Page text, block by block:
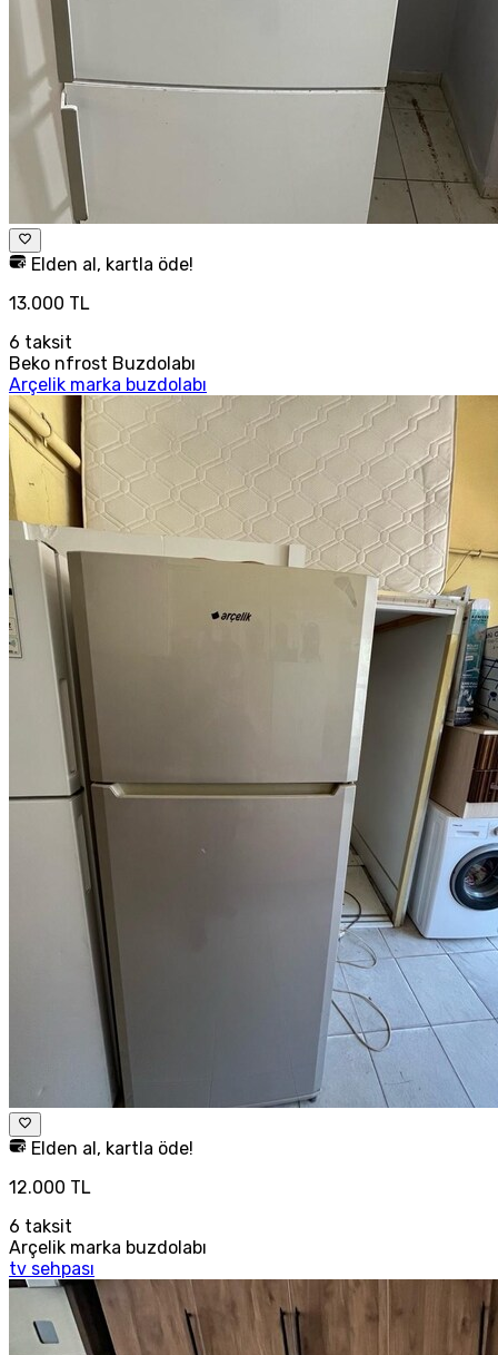
Elden al, kartla öde!
13.000 TL
6 taksit
Beko nfrost Buzdolabı
Arçelik marka buzdolabı
Elden al, kartla öde!
12.000 TL
6 taksit
Arçelik marka buzdolabı
tv sehpası